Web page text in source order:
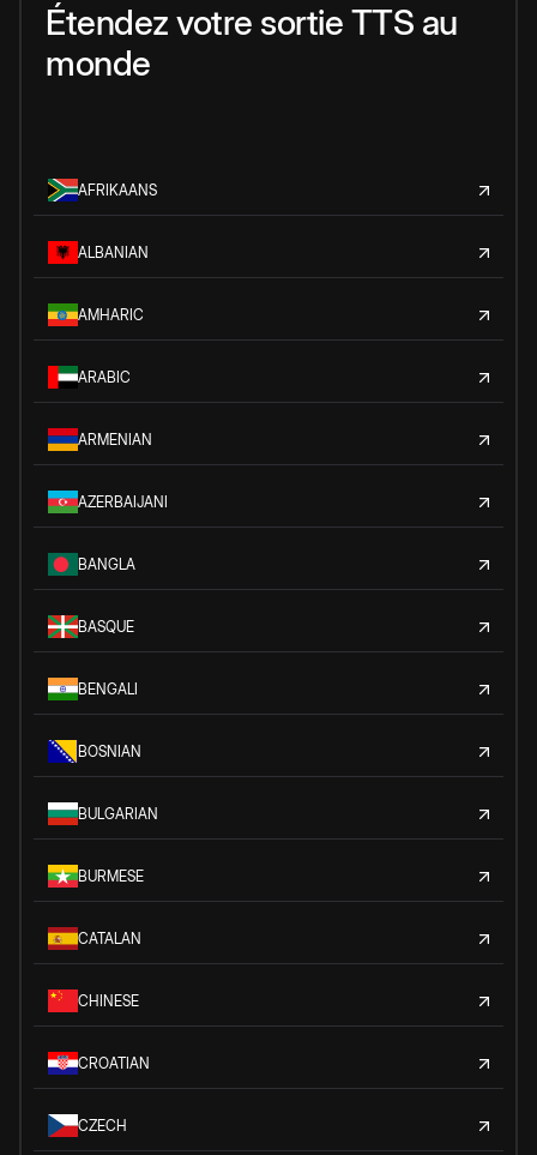
Étendez votre sortie TTS au
monde
AFRIKAANS
ALBANIAN
AMHARIC
ARABIC
ARMENIAN
AZERBAIJANI
BANGLA
BASQUE
BENGALI
BOSNIAN
BULGARIAN
BURMESE
CATALAN
CHINESE
CROATIAN
CZECH